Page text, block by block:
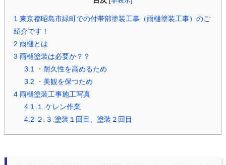
1東京都昭島市緑町での付帯部塗装工事（雨樋塗装工事）のご
紹介です！
2 雨樋とは
3 雨樋塗装は必要か？？
3.1・耐久性を高めるため
3.2 ・美観を保つため
4雨樋塗装工事施工写真
4.1１.ケレン作業
4.2 ２.３.塗装１回目、塗装２回目